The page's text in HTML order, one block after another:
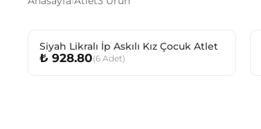
Siyah Likralı İp Askılı Kız Çocuk Atlet
₺ 928.80(6 Adet)